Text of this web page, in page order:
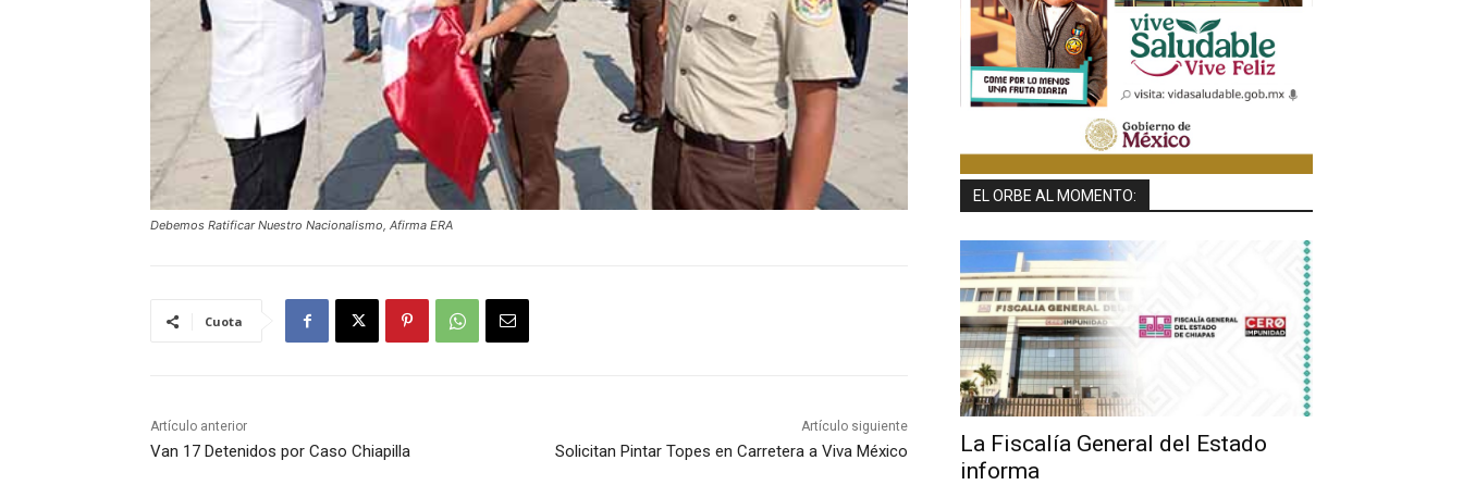
Debemos Ratificar Nuestro Nacionalismo, Afirma ERA
Cuota
Artículo anterior
Van 17 Detenidos por Caso Chiapilla
Artículo siguiente
Solicitan Pintar Topes en Carretera a Viva México
EL ORBE AL MOMENTO:
La Fiscalía General del Estado
informa